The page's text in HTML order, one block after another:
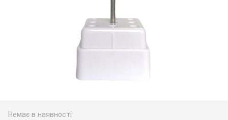
Немає в наявності